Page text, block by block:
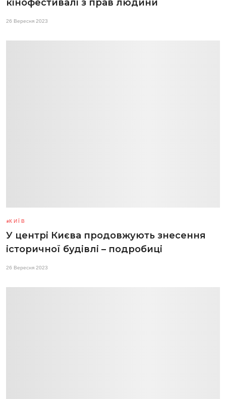
кінофестивалі з прав людини
26 Вересня 2023
КИЇВ
У центрі Києва продовжують знесення
історичної будівлі – подробиці
26 Вересня 2023